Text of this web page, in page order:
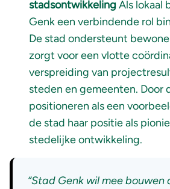
stadsontwikkeling Als lokaal
Genk een verbindende rol
De stad ondersteunt
zorgt voor een vlotte
verspreiding van
steden en gemeenten. Door
positioneren als een
de stad haar positie als
stedelijke ontwikkeling.
“Stad Genk wil mee bouwen